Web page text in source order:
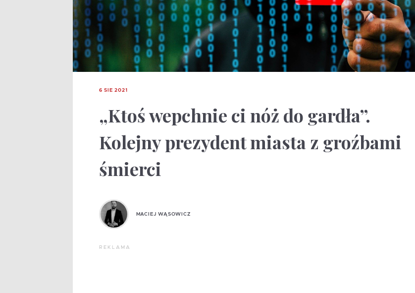
6 SIE 2021
„Ktoś wepchnie ci nóż do gardła”.
Kolejny prezydent miasta z groźbami
śmierci
MACIEJ WĄSOWICZ
REKLAMA